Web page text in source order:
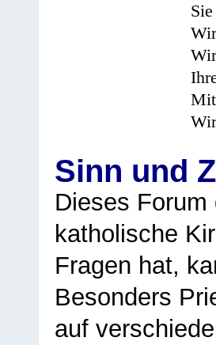
Sinn und
Dieses
katholische
Fragen hat,
Besonders
auf